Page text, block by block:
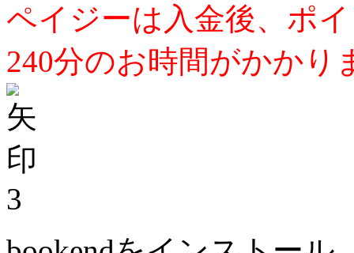
ペイジーは入金後、ポ
240分のお時間がかかり
3